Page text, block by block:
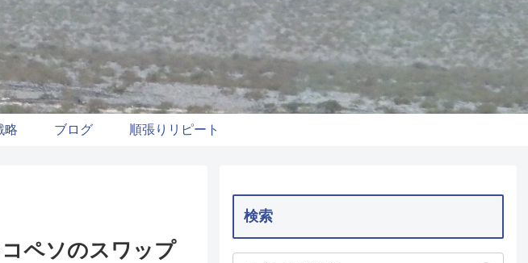
略 ブログ 順張りリピート
ペソのスワップ
検索